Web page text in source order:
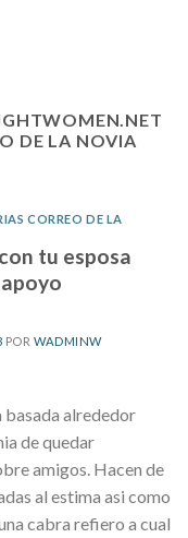
DE LA NOVIA
CORREO DE LA
tu esposa
PORWADMINW
basada alrededor
de quedar
amigos. Hacen de
al estima asi­ como
cabra refiero a cual